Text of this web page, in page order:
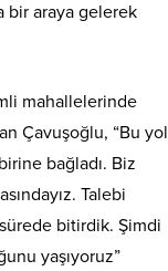
bir araya gelerek
mahallelerinde
Çavuşoğlu, “Bu yol
bağladı. Biz
Talebi
sürede bitirdik. Şimdi
yaşıyoruz”